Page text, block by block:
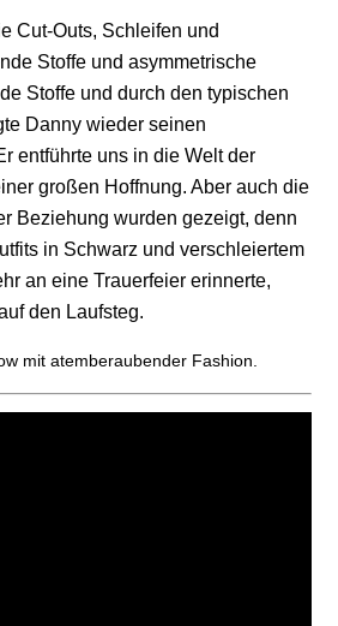
Cut-Outs, Schleifen und
Stoffe und asymmetrische
Stoffe und durch den typischen
Danny wieder seinen
entführte uns in die Welt der
großen Hoffnung. Aber auch die
Beziehung wurden gezeigt, denn
in Schwarz und verschleiertem
an eine Trauerfeier erinnerte,
den Laufsteg.
mit atemberaubender Fashion.